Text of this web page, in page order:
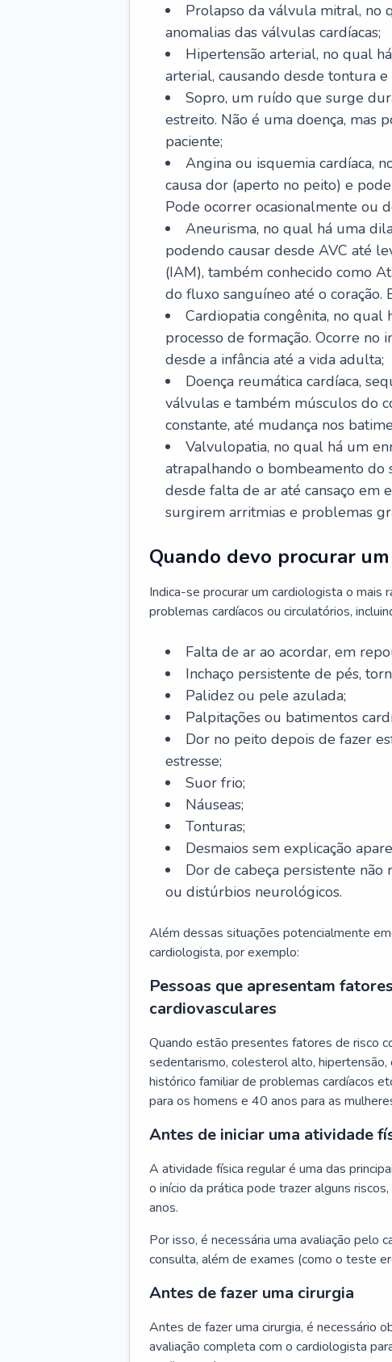
Prolapso da válvula mitral, no
anomalias das válvulas cardíacas;
Hipertensão arterial, no qual
arterial, causando desde tontura
Sopro, um ruído que surge
estreito. Não é uma doença, mas
paciente;
Angina ou isquemia cardíaca,
causa dor (aperto no peito) e
Pode ocorrer ocasionalmente ou
Aneurisma, no qual há uma
podendo causar desde AVC até
(IAM), também conhecido como
do fluxo sanguíneo até o coração.
Cardiopatia congênita, no qual
processo de formação. Ocorre no
desde a infância até a vida adulta;
Doença reumática cardíaca,
válvulas e também músculos do
constante, até mudança nos
Valvulopatia, no qual há um
atrapalhando o bombeamento do
desde falta de ar até cansaço em
surgirem arritmias e problemas
Quando devo procurar
Indica-se procurar um cardiologista o mais
problemas cardíacos ou circulatórios,
Falta de ar ao acordar, em
Inchaço persistente de pés,
Palidez ou pele azulada;
Palpitações ou batimentos
Dor no peito depois de fazer
estresse;
Suor frio;
Náuseas;
Tonturas;
Desmaios sem explicação
Dor de cabeça persistente não
ou distúrbios neurológicos.
Além dessas situações potencialmente
cardiologista, por exemplo:
Pessoas que apresentam
cardiovasculares
Quando estão presentes fatores de risco
sedentarismo, colesterol alto,
histórico familiar de problemas cardíacos
para os homens e 40 anos para as
Antes de iniciar uma atividade
A atividade física regular é uma das
o início da prática pode trazer alguns
anos.
Por isso, é necessária uma avaliação pelo
consulta, além de exames (como o teste
Antes de fazer uma cirurgia
Antes de fazer uma cirurgia, é necessário
avaliação completa com o cardiologista